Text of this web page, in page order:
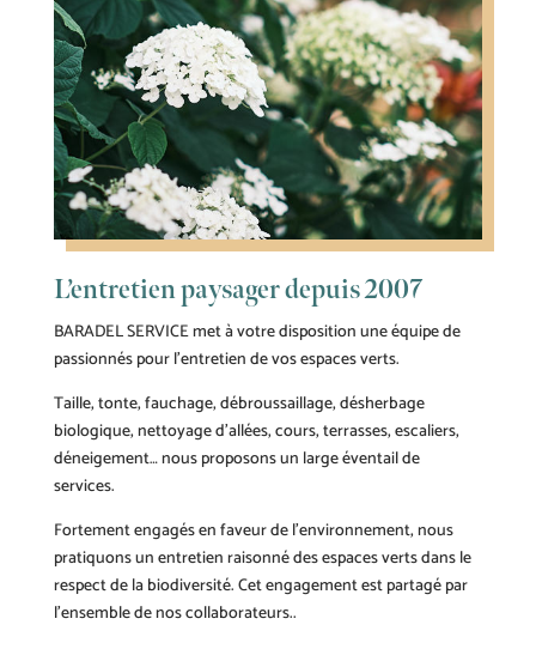
L’entretien paysager depuis 2007
BARADEL SERVICE met à votre disposition une équipe de
passionnés pour l’entretien de vos espaces verts.
Taille, tonte, fauchage, débroussaillage, désherbage
biologique, nettoyage d’allées, cours, terrasses, escaliers,
déneigement… nous proposons un large éventail de
services.
Fortement engagés en faveur de l’environnement, nous
pratiquons un entretien raisonné des espaces verts dans le
respect de la biodiversité. Cet engagement est partagé par
l’ensemble de nos collaborateurs..